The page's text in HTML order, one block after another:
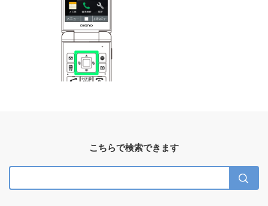
こちらで検索できます